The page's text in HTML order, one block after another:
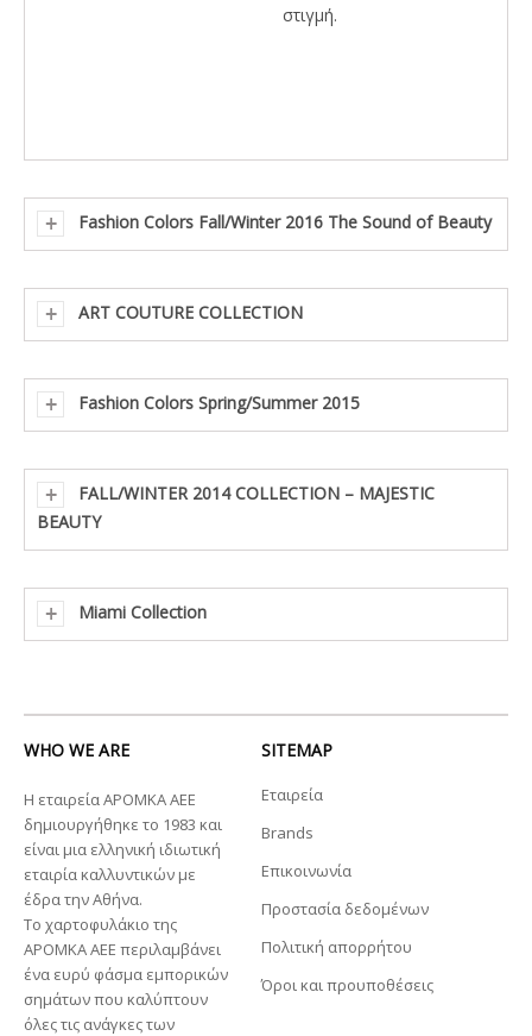
στιγμή.
Fashion Colors Fall/Winter 2016 The Sound of Beauty
ART COUTURE COLLECTION
Fashion Colors Spring/Summer 2015
FALL/WINTER 2014 COLLECTION – MAJESTIC
BEAUTY
Miami Collection
WHO WE ARE
Η εταιρεία ΑΡΟΜΚΑ ΑΕΕ
δημιουργήθηκε το 1983 και
είναι μια ελληνική ιδιωτική
εταιρία καλλυντικών με
έδρα την Αθήνα.
Το χαρτοφυλάκιο της
ΑΡΟΜΚΑ ΑΕΕ περιλαμβάνει
ένα ευρύ φάσμα εμπορικών
σημάτων που καλύπτουν
όλες τις ανάγκες των
SITEMAP
Εταιρεία
Brands
Επικοινωνία
Προστασία δεδομένων
Πολιτική απορρήτου
Όροι και προυποθέσεις